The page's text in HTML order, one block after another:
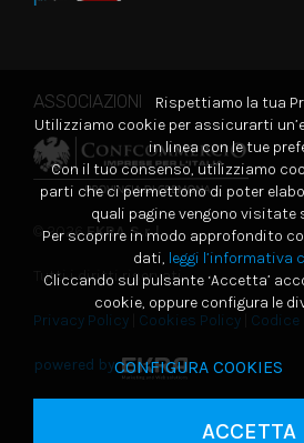
ASSOCIAZIONI
© 2026EKRA S.r.l.
Tutti i diritti riservati
Privacy Policy Cookies Policy Codice
powered by
Rispettiamo la tua
Utilizziamo cookie per assicurarti
in linea con le tue
Con il tuo consenso, utilizziamo
parti che ci permettono di poter
quali pagine vengono visitate
Per scoprire in modo approfondito
dati, leggi l’informativa
Cliccando sul pulsante ‘Accetta’
cookie, oppure configura le
CONFIGURA COOKIES
ACCETTA